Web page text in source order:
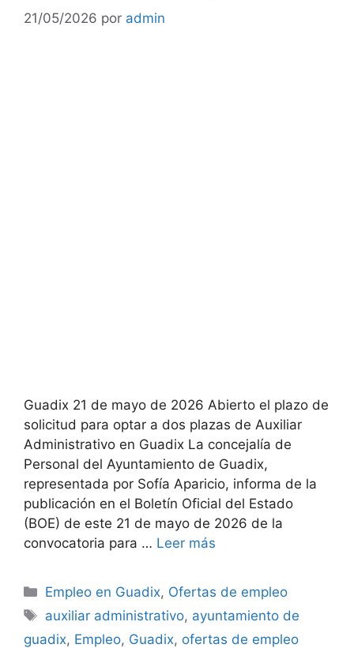
21/05/2026 por admin
Guadix 21 de mayo de 2026 Abierto el plazo de
solicitud para optar a dos plazas de Auxiliar
Administrativo en Guadix La concejalía de
Personal del Ayuntamiento de Guadix,
representada por Sofía Aparicio, informa de la
publicación en el Boletín Oficial del Estado
(BOE) de este 21 de mayo de 2026 de la
convocatoria para … Leer más
Categorías
Empleo en Guadix, Ofertas de empleo
Etiquetas
auxiliar administrativo, ayuntamiento de
guadix, Empleo, Guadix, ofertas de empleo